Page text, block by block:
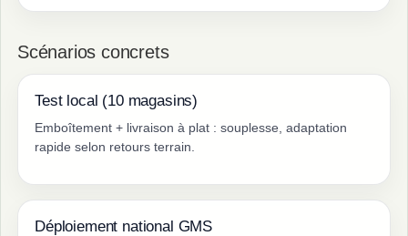
Scénarios concrets
Test local (10 magasins)
Emboîtement + livraison à plat : souplesse, adaptation
rapide selon retours terrain.
Déploiement national GMS